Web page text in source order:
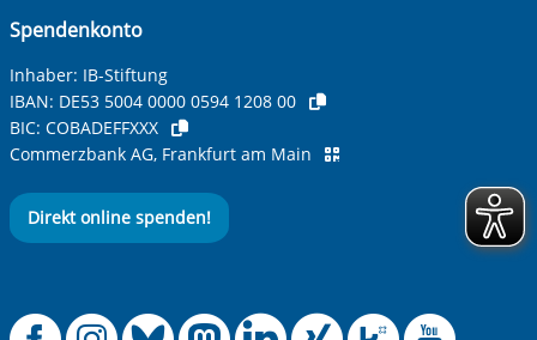
Betreff ihrer Anfrage
Ihre Nachricht*
Spendenkonto
Inhaber: IB-Stiftung
IBAN: DE53 5004 0000 0594 1208 00
BIC: COBADEFFXXX
Commerzbank AG, Frankfurt am Main
Direkt online spenden!